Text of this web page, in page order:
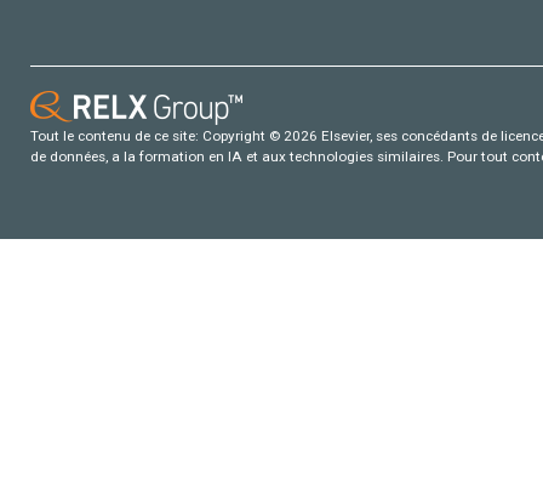
Tout le contenu de ce site: Copyright © 2026 Elsevier, ses concédants de
de données, a la formation en IA et aux technologies similaires. Pour tout